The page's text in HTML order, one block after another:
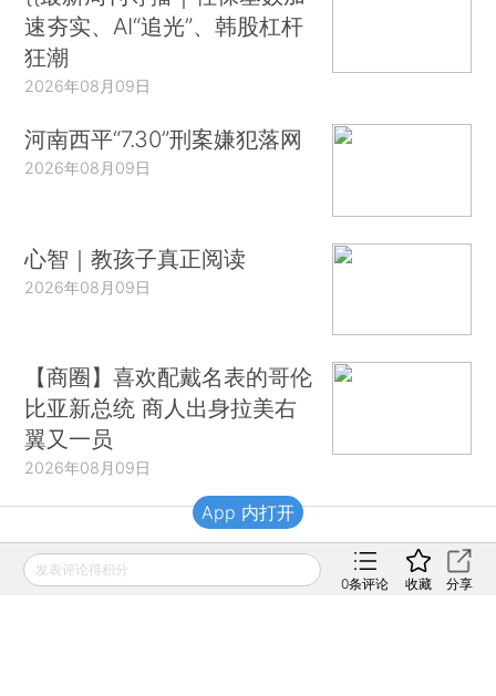
速夯实、AI“追光”、韩股杠杆
狂潮
2026年08月09日
河南西平“7.30”刑案嫌犯落网
2026年08月09日
心智｜教孩子真正阅读
2026年08月09日
【商圈】喜欢配戴名表的哥伦
比亚新总统 商人出身拉美右
翼又一员
2026年08月09日
财新移动
发表评论得积分
0条评论 收藏 分享
App 内打开